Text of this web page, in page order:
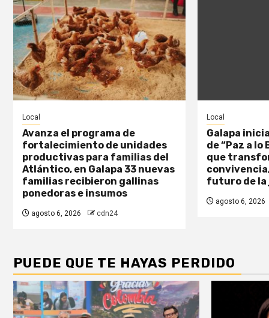
Local
Avanza el programa de
fortalecimiento de unidades
productivas para familias del
Atlántico, en Galapa 33 nuevas
familias recibieron gallinas
ponedoras e insumos
agosto 6, 2026 cdn24
Local
Galapa
de “Paz a lo
que
futuro de
agosto 6, 2026
PUEDE QUE TE HAYAS PERDIDO